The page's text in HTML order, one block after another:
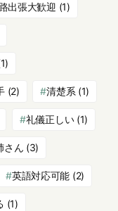
出張大歓迎 (1)
(2) 清楚系 (1)
礼儀正しい(1)
さん (3)
英語対応可能 (2)
(1)